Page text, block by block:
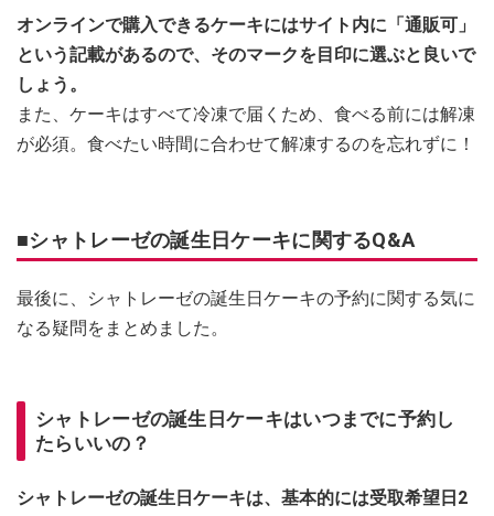
オンラインで購入できるケーキにはサイト内に「通販可」
という記載があるので、そのマークを目印に選ぶと良いで
しょう。
また、ケーキはすべて冷凍で届くため、食べる前には解凍
が必須。食べたい時間に合わせて解凍するのを忘れずに！
■シャトレーゼの誕生日ケーキに関するQ&A
最後に、シャトレーゼの誕生日ケーキの予約に関する気に
なる疑問をまとめました。
シャトレーゼの誕生日ケーキはいつまでに予約し
たらいいの？
シャトレーゼの誕生日ケーキは、基本的には受取希望日2